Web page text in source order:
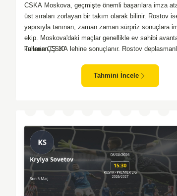
CSKA Moskova, geçmişte önemli başarılara imza
üst sıraları zorlayan bir takım olarak bilinir. Rostov
yapısıyla tanınan, zaman zaman sürpriz sonuçlara
ekip. Moskova'daki maçlar genellikle ev sahibi
kullanan CSKA lehine sonuçlanır. Rostov
CSKA'nın az farkla da olsa üstün olduğunu
Tahmin ÇŞ 10
Tahmini İncele